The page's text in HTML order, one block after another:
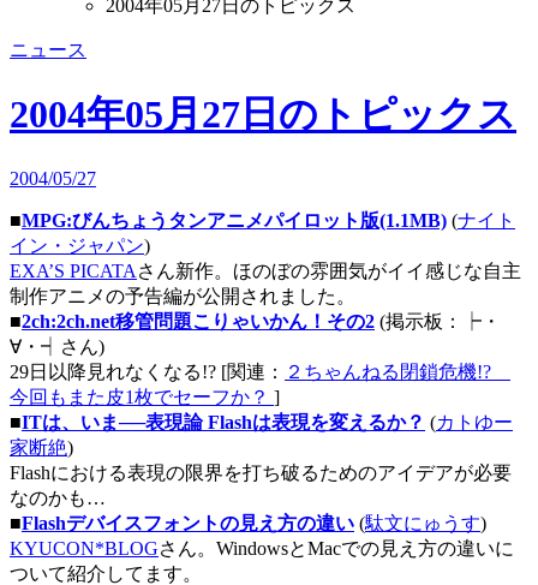
2004年05月27日のトピックス
ニュース
2004年05月27日のトピックス
2004/05/27
■MPG:びんちょうタンアニメパイロット版(1.1MB) (ナイト
イン・ジャパン)
EXA’S PICATA さん新作。ほのぼの雰囲気がイイ感じな自主
制作アニメの予告編が公開されました。
■2ch:2ch.net移管問題こりゃいかん！その2 (掲示板：┝・
∀・┥さん)
29日以降見れなくなる!? [関連：
２ちゃんねる閉鎖危機!?
今回もまた皮1枚でセーフか？ ]
■ITは、いま──表現論 Flashは表現を変えるか？ (カトゆー
家断絶)
Flashにおける表現の限界を打ち破るためのアイデアが必要
なのかも…
■Flashデバイスフォントの見え方の違い (駄文にゅうす)
KYUCON*BLOGさん。WindowsとMacでの見え方の違いに
ついて紹介してます。